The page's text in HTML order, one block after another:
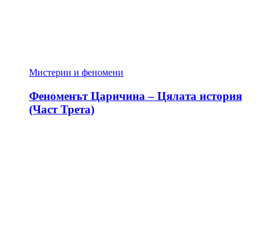
Мистерии и феномени
Феноменът Царичина – Цялата история
(Част Трета)